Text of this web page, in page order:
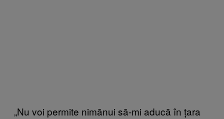
„Nu voi permite nimănui să-mi aducă în țara